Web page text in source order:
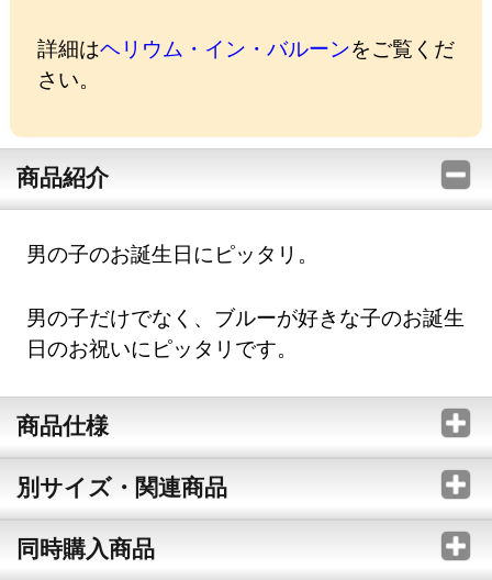
詳細はヘリウム・イン・バルーンをご覧くだ
さい。
商品紹介
男の子のお誕生日にピッタリ。
男の子だけでなく、ブルーが好きな子のお誕生
日のお祝いにピッタリです。
商品仕様
別サイズ・関連商品
同時購入商品